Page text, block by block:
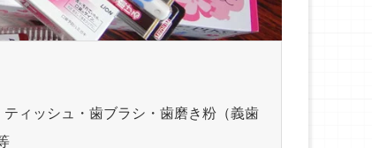
ィッシュ・歯ブラシ・歯磨き粉（義歯